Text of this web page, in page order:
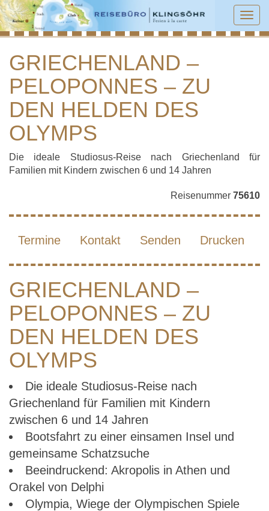
GRIECHENLAND – PELOPONNES – ZU
DEN HELDEN DES OLYMPS
GRIECHENLAND –
PELOPONNES – ZU
DEN HELDEN DES
OLYMPS
Die ideale Studiosus-Reise nach Griechenland für
Familien mit Kindern zwischen 6 und 14 Jahren
Reisenummer 75610
Termine Kontakt Senden Drucken
GRIECHENLAND –
PELOPONNES – ZU
DEN HELDEN DES
OLYMPS
Die ideale Studiosus-Reise nach
Griechenland für Familien mit Kindern
zwischen 6 und 14 Jahren
Bootsfahrt zu einer einsamen Insel und
gemeinsame Schatzsuche
Beeindruckend: Akropolis in Athen und
Orakel von Delphi
Olympia, Wiege der Olympischen Spiele